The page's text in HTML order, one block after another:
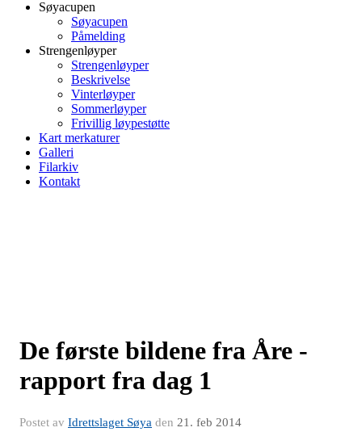
Søyacupen
Søyacupen
Påmelding
Strengenløyper
Strengenløyper
Beskrivelse
Vinterløyper
Sommerløyper
Frivillig løypestøtte
Kart merkaturer
Galleri
Filarkiv
Kontakt
De første bildene fra Åre -
rapport fra dag 1
Postet av Idrettslaget Søya den 21. feb 2014